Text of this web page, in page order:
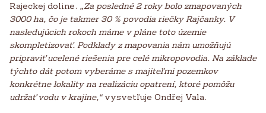
Rajeckej doline. „Za posledné 2 roky bolo zmapovaných
3000 ha, čo je takmer 30 % povodia riečky Rajčanky. V
nasledujúcich rokoch máme v pláne toto územie
skompletizovať. Podklady z mapovania nám umožňujú
pripraviť ucelené riešenia pre celé mikropovodia. Na základe
týchto dát potom vyberáme s majiteľmi pozemkov
konkrétne lokality na realizáciu opatrení, ktoré pomôžu
udržať vodu v krajine,“vysvetľuje Ondřej Vala.